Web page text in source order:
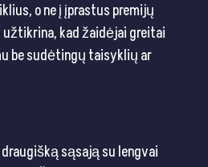
o ne į įprastus premijų
kad žaidėjai greitai
be sudėtingų taisyklių ar
sąsają su lengvai